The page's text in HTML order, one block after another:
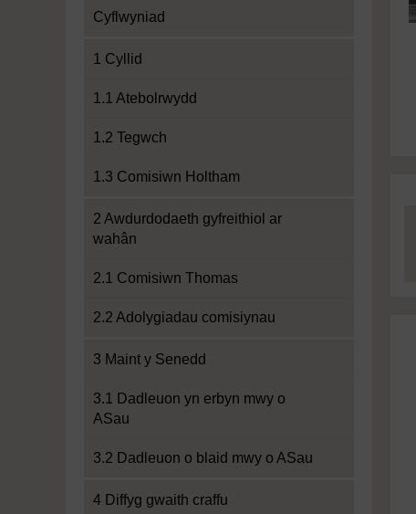
Cyflwyniad
1 Cyllid
1.1 Atebolrwydd
1.2 Tegwch
1.3 Comisiwn Holtham
2 Awdurdodaeth gyfreithiol ar
wahân
2.1 Comisiwn Thomas
2.2 Adolygiadau comisiynau
3 Maint y Senedd
3.1 Dadleuon yn erbyn mwy o
ASau
3.2 Dadleuon o blaid mwy o ASau
4 Diffyg gwaith craffu